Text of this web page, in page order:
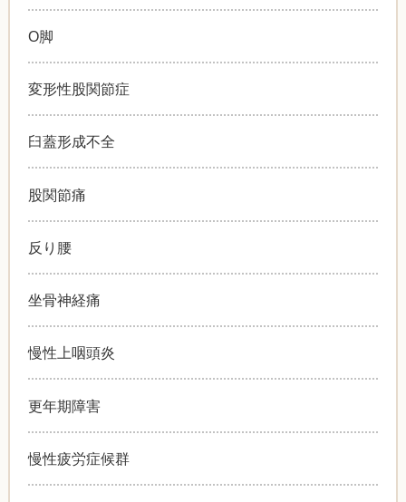
O脚
変形性股関節症
臼蓋形成不全
股関節痛
反り腰
坐骨神経痛
慢性上咽頭炎
更年期障害
慢性疲労症候群